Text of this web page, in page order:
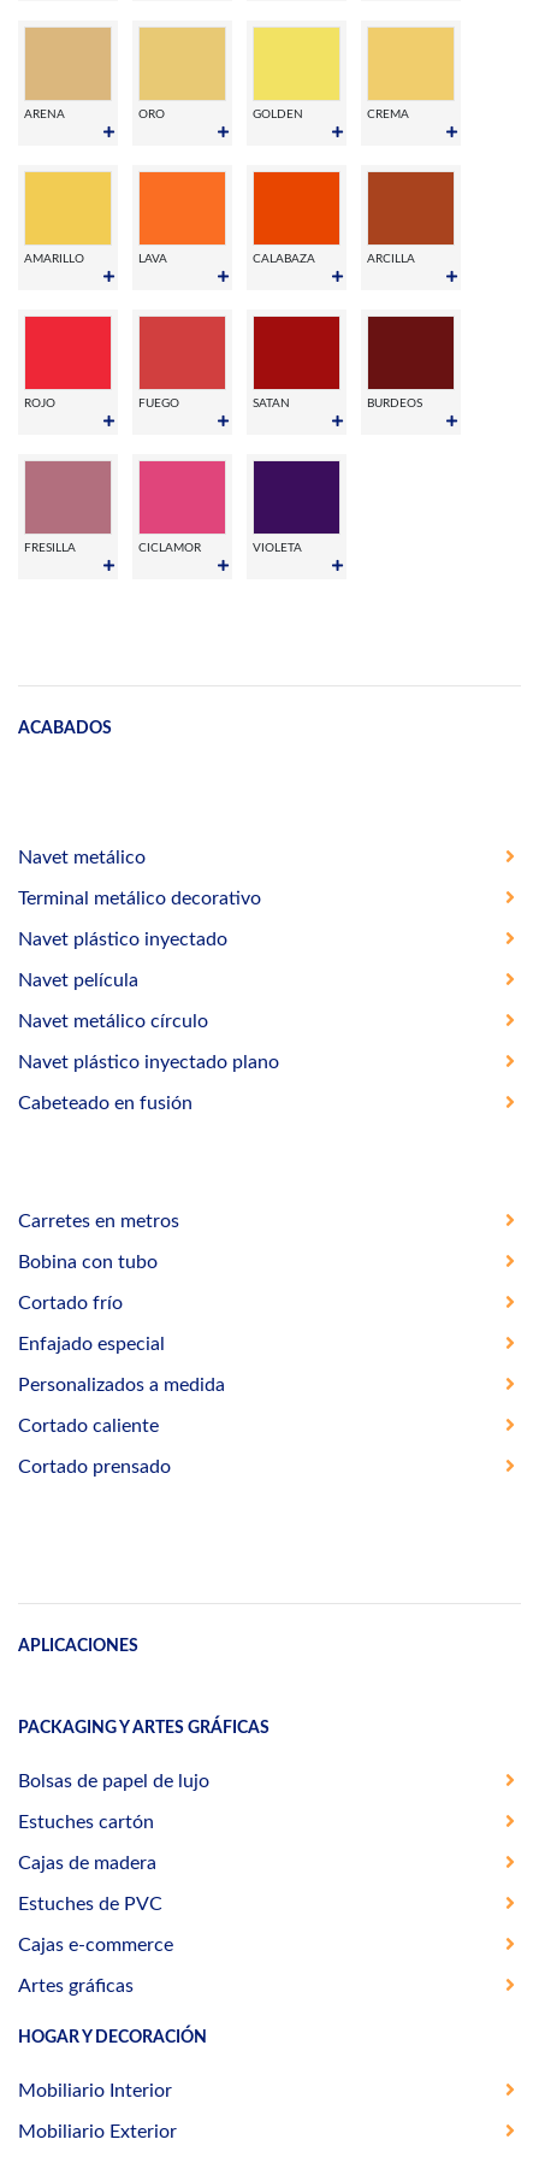
ARENA ORO GOLDEN CREMA
AMARILLO LAVA CALABAZA ARCILLA
ROJO FUEGO SATAN BURDEOS
FRESILLA CICLAMOR VIOLETA
ACABADOS
Navet metálico
Terminal metálico decorativo
Navet plástico inyectado
Navet película
Navet metálico círculo
Navet plástico inyectado plano
Cabeteado en fusión
Carretes en metros
Bobina con tubo
Cortado frío
Enfajado especial
Personalizados a medida
Cortado caliente
Cortado prensado
APLICACIONES
PACKAGING Y ARTES GRÁFICAS
Bolsas de papel de lujo
Estuches cartón
Cajas de madera
Estuches de PVC
Cajas e-commerce
Artes gráficas
HOGAR Y DECORACIÓN
Mobiliario Interior
Mobiliario Exterior